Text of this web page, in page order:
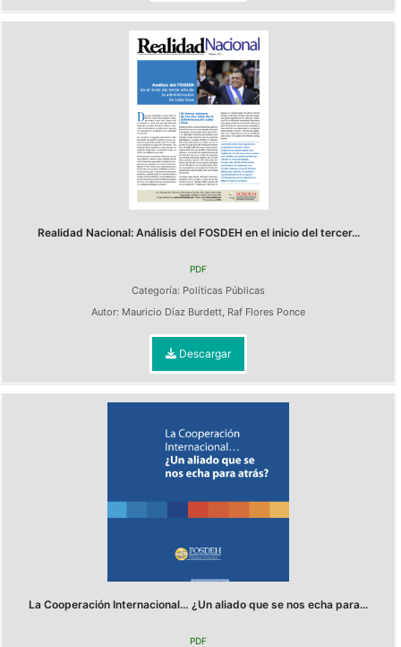
Realidad Nacional: Análisis del FOSDEH en el inicio del tercer...
PDF
Categoría: Políticas Públicas
Autor: Mauricio Díaz Burdett, Raf Flores Ponce
Descargar
La Cooperación Internacional… ¿Un aliado que se nos echa para...
PDF